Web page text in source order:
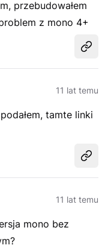
przebudowałem
z mono 4+
11 lat temu
tamte linki
11 lat temu
mono bez